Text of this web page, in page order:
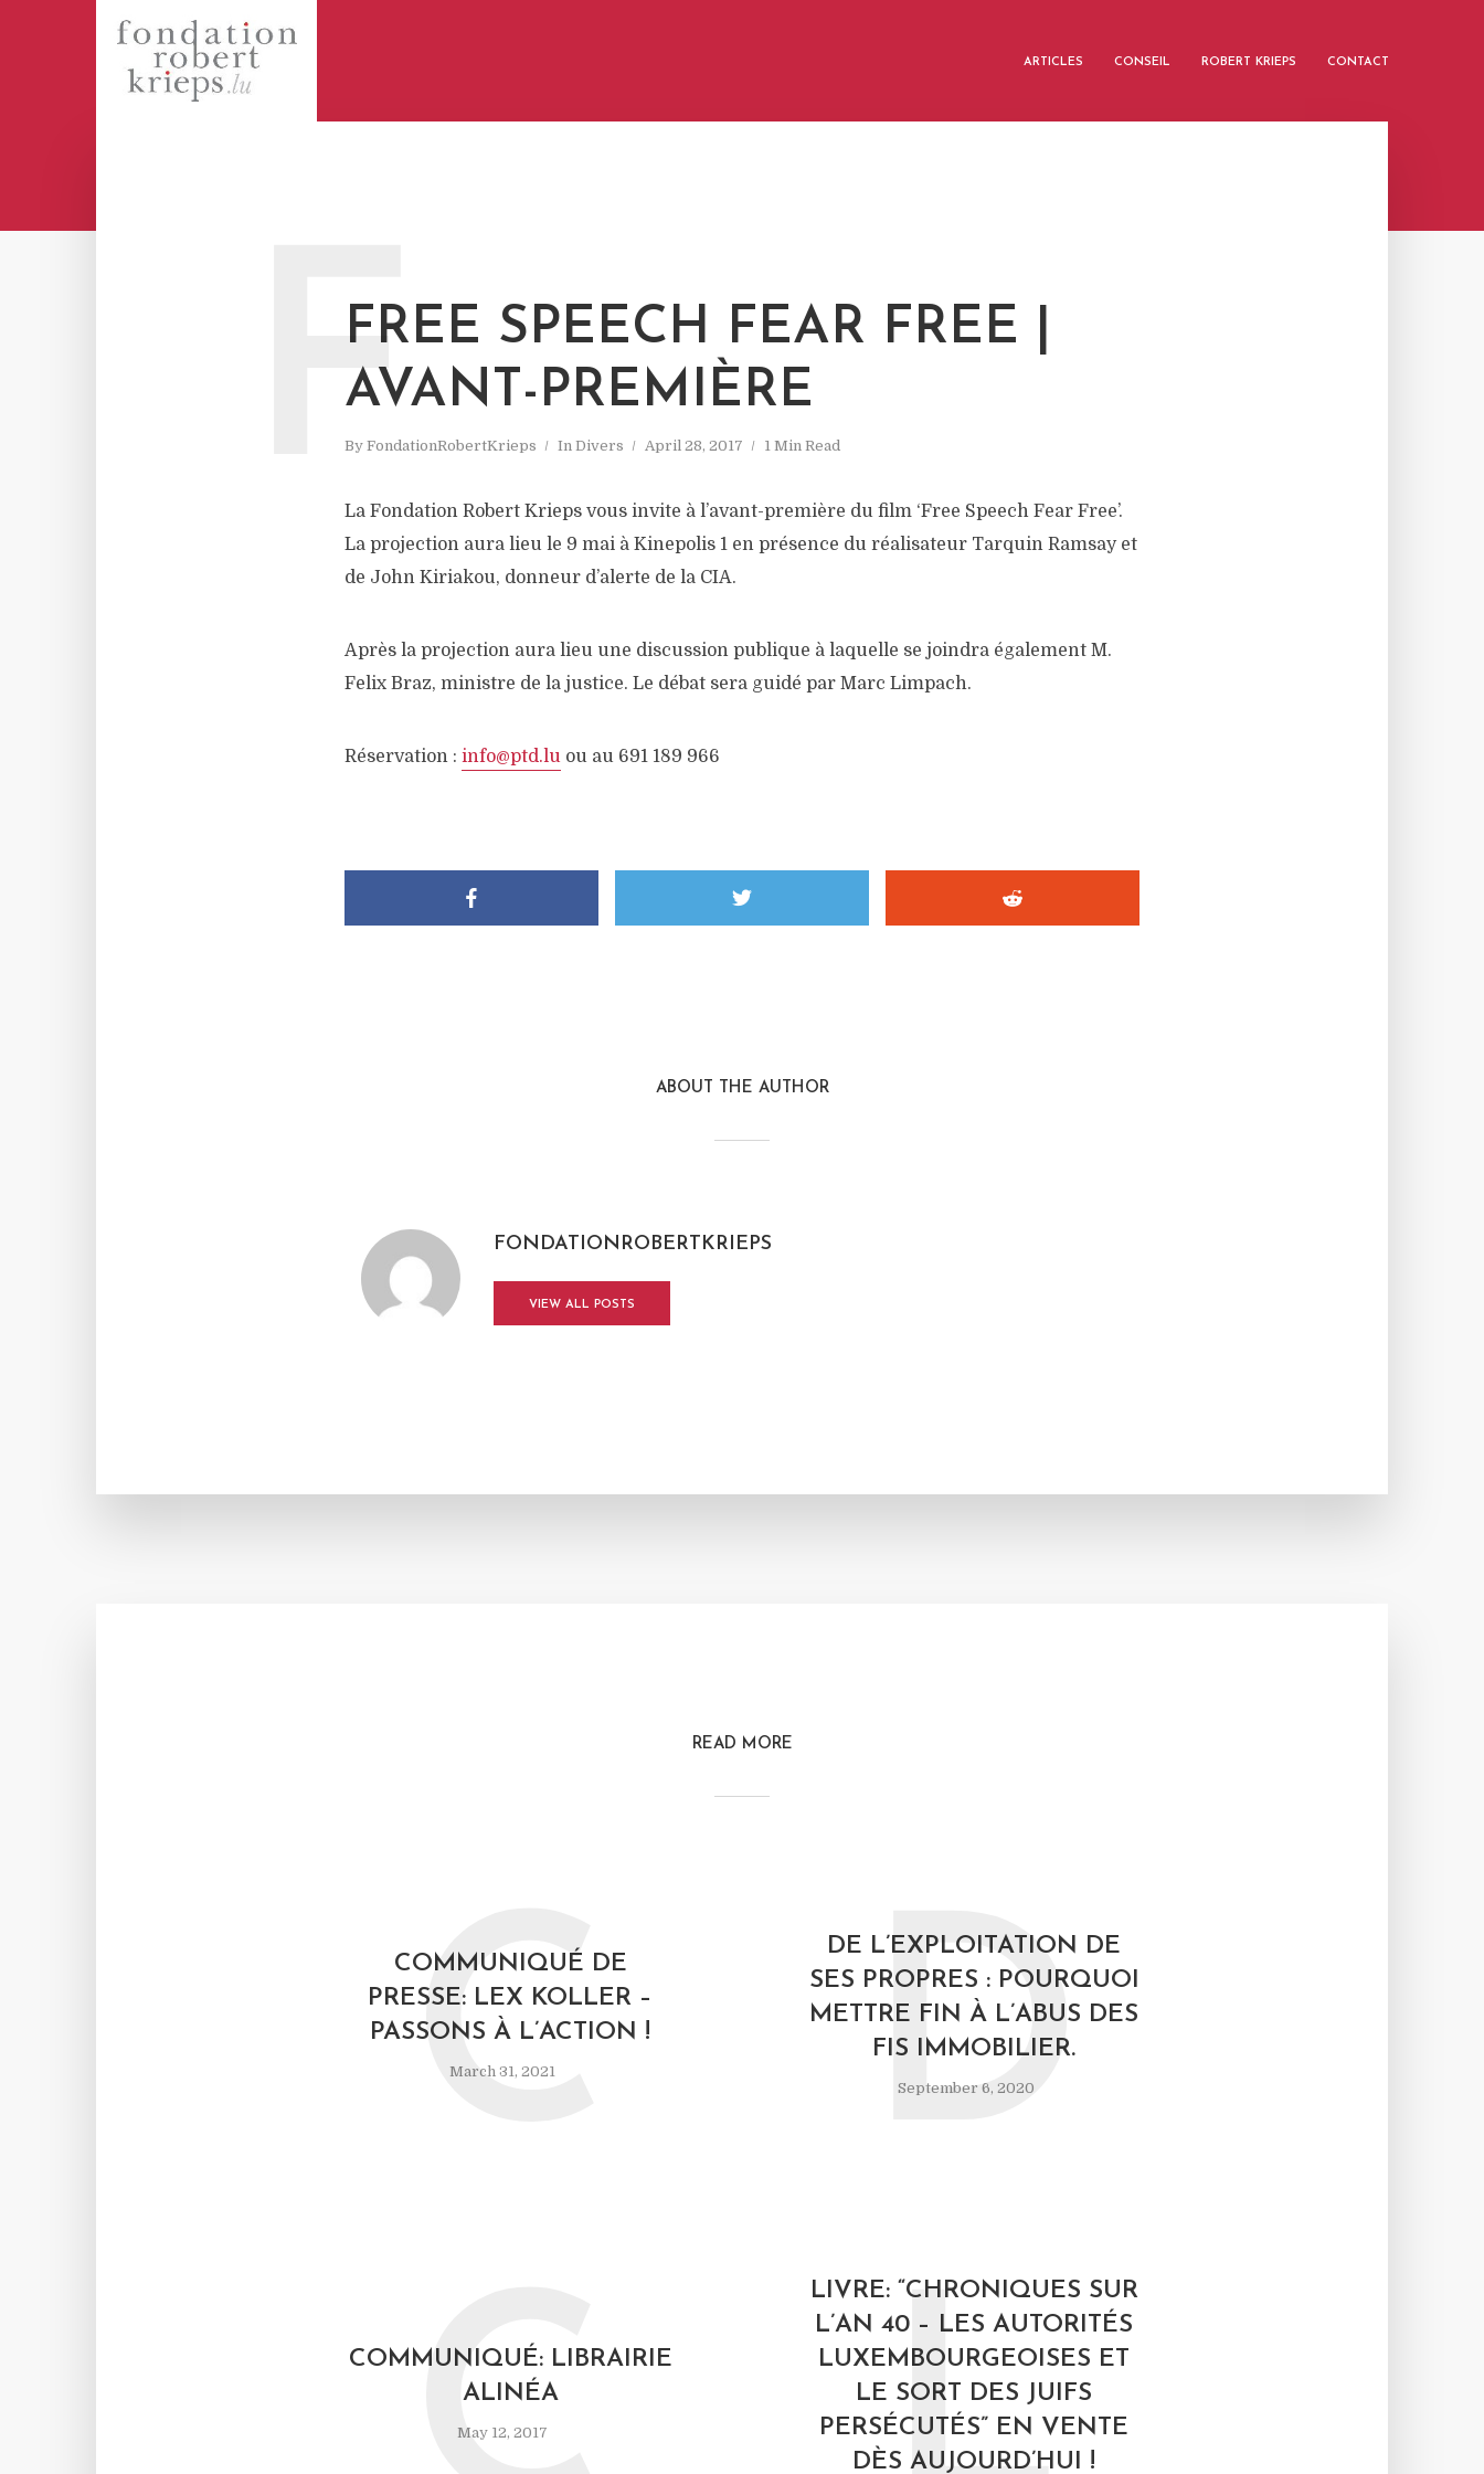
ARTICLES CONSEIL ROBERT KRIEPS CONTACT
FREE SPEECH FEAR FREE |
AVANT-PREMIÈRE
By FondationRobertKrieps In Divers April 28, 2017 1 Min Read
F
La Fondation Robert Krieps vous invite à l’avant-première du film ‘Free Speech Fear Free’.
La projection aura lieu le 9 mai à Kinepolis 1 en présence du réalisateur Tarquin Ramsay et
de John Kiriakou, donneur d’alerte de la CIA.
Après la projection aura lieu une discussion publique à laquelle se joindra également M.
Felix Braz, ministre de la justice. Le débat sera guidé par Marc Limpach.
Réservation : info@ptd.lu ou au 691 189 966
ABOUT THE AUTHOR
FONDATIONROBERTKRIEPS
VIEW ALL POSTS
READ MORE
COMMUNIQUÉ DE
PRESSE: LEX KOLLER –
PASSONS À L’ACTION !
March 31, 2021
C
DE L’EXPLOITATION DE
SES PROPRES : POURQUOI
METTRE FIN À L’ABUS DES
FIS IMMOBILIER.
September 6, 2020
D
COMMUNIQUÉ: LIBRAIRIE
ALINÉA
May 12, 2017
LIVRE: “CHRONIQUES SUR
L’AN 40 – LES AUTORITÉS
LUXEMBOURGEOISES ET
LE SORT DES JUIFS
PERSÉCUTÉS” EN VENTE
DÈS AUJOURD’HUI !